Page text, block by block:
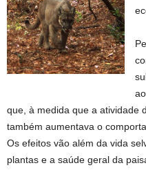
que, à medida que a atividade
também aumentava o
Os efeitos vão além da vida
plantas e a saúde geral da